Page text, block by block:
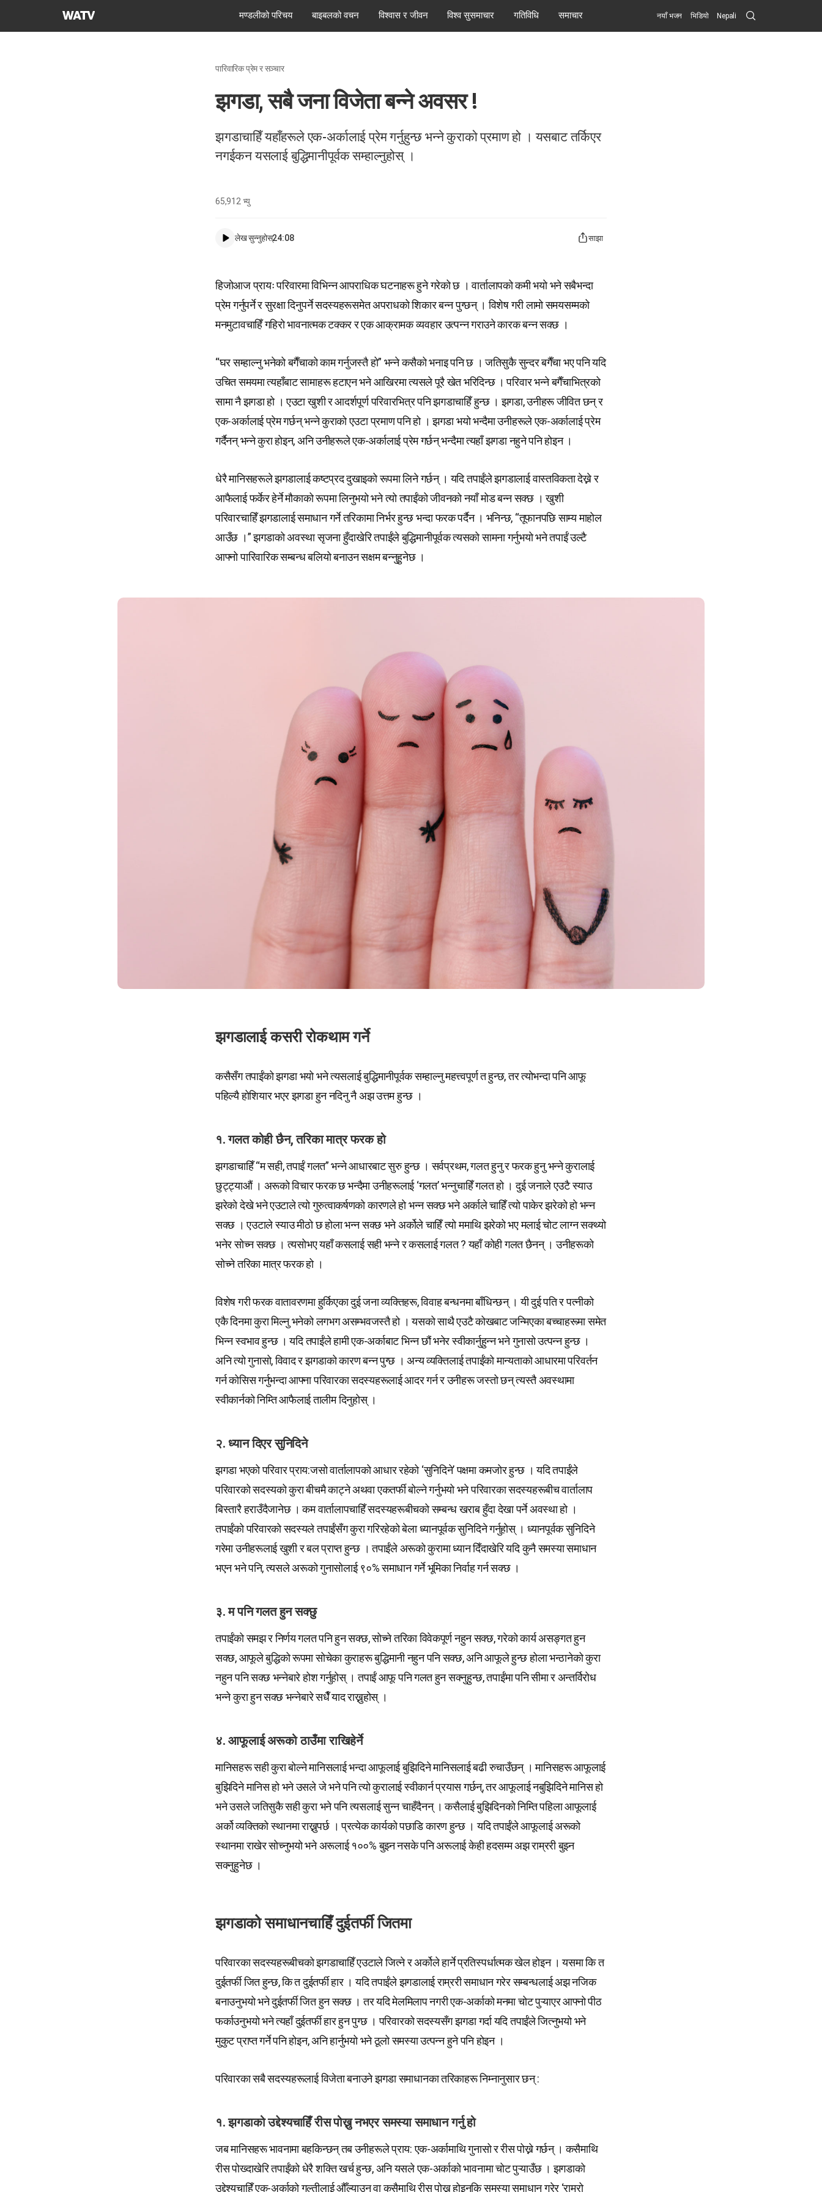
परमेश्वरको
मण्डलीको परिचय बाइबलको वचन विश्वास र जीवन विश्व सुसमाचार गतिविधि समाचार नयाँ भजन भिडियो Nepali Search
Submit
पारिवारिक प्रेम र सञ्चार
झगडा, सबै जना विजेता बन्ने अवसर !
झगडाचाहिँ यहाँहरूले एक-अर्कालाई प्रेम गर्नुहुन्छ भन्ने कुराको प्रमाण हो । यसबाट तर्किएर
नगईकन यसलाई बुद्धिमानीपूर्वक सम्हाल्नुहोस् ।
65,912 भ्यु
लेख सुन्नुहोस्24:08 साझा
हिजोआज प्रायः परिवारमा विभिन्न आपराधिक घटनाहरू हुने गरेको छ । वार्तालापको कमी भयो भने सबैभन्दा
प्रेम गर्नुपर्ने र सुरक्षा दिनुपर्ने सदस्यहरूसमेत अपराधको शिकार बन्न पुग्छन् । विशेष गरी लामो समयसम्मको
मनमुटावचाहिँ गहिरो भावनात्मक टक्कर र एक आक्रामक व्यवहार उत्पन्न गराउने कारक बन्न सक्छ ।
“घर सम्हाल्नु भनेको बगैँचाको काम गर्नुजस्तै हो” भन्ने कसैको भनाइ पनि छ । जतिसुकै सुन्दर बगैँचा भए पनि यदि
उचित समयमा त्यहाँबाट सामाहरू हटाएन भने आखिरमा त्यसले पूरै खेत भरिदिन्छ । परिवार भन्ने बगैँचाभित्रको
सामा नै झगडा हो । एउटा खुशी र आदर्शपूर्ण परिवारभित्र पनि झगडाचाहिँ हुन्छ । झगडा, उनीहरू जीवित छन् र
एक-अर्कालाई प्रेम गर्छन् भन्ने कुराको एउटा प्रमाण पनि हो । झगडा भयो भन्दैमा उनीहरूले एक-अर्कालाई प्रेम
गर्दैनन् भन्ने कुरा होइन, अनि उनीहरूले एक-अर्कालाई प्रेम गर्छन् भन्दैमा त्यहाँ झगडा नहुने पनि होइन ।
धेरै मानिसहरूले झगडालाई कष्टप्रद दुखाइको रूपमा लिने गर्छन् । यदि तपाईंले झगडालाई वास्तविकता देख्ने र
आफैलाई फर्केर हेर्ने मौकाको रूपमा लिनुभयो भने त्यो तपाईंको जीवनको नयाँ मोड बन्न सक्छ । खुशी
परिवारचाहिँ झगडालाई समाधान गर्ने तरिकामा निर्भर हुन्छ भन्दा फरक पर्दैन । भनिन्छ, “तूफानपछि साम्य माहोल
आउँछ ।” झगडाको अवस्था सृजना हुँदाखेरि तपाईंले बुद्धिमानीपूर्वक त्यसको सामना गर्नुभयो भने तपाईं उल्टै
आफ्नो पारिवारिक सम्बन्ध बलियो बनाउन सक्षम बन्नुहुनेछ ।
झगडालाई कसरी रोकथाम गर्ने
कसैसँग तपाईंको झगडा भयो भने त्यसलाई बुद्धिमानीपूर्वक सम्हाल्नु महत्त्वपूर्ण त हुन्छ, तर त्योभन्दा पनि आफू
पहिल्यै होशियार भएर झगडा हुन नदिनु नै अझ उत्तम हुन्छ ।
१. गलत कोही छैन, तरिका मात्र फरक हो
झगडाचाहिँ “म सही, तपाईं गलत” भन्ने आधारबाट सुरु हुन्छ । सर्वप्रथम, गलत हुनु र फरक हुनु भन्ने कुरालाई
छुट्ट्याऔं । अरूको विचार फरक छ भन्दैमा उनीहरूलाई ‘गलत’ भन्नुचाहिँ गलत हो । दुई जनाले एउटै स्याउ
झरेको देखे भने एउटाले त्यो गुरुत्वाकर्षणको कारणले हो भन्न सक्छ भने अर्काले चाहिँ त्यो पाकेर झरेको हो भन्न
सक्छ । एउटाले स्याउ मीठो छ होला भन्न सक्छ भने अर्कोले चाहिँ त्यो ममाथि झरेको भए मलाई चोट लाग्न सक्थ्यो
भनेर सोच्न सक्छ । त्यसोभए यहाँ कसलाई सही भन्ने र कसलाई गलत ? यहाँ कोही गलत छैनन् । उनीहरूको
सोच्ने तरिका मात्र फरक हो ।
विशेष गरी फरक वातावरणमा हुर्किएका दुई जना व्यक्तिहरू, विवाह बन्धनमा बाँधिन्छन् । यी दुई पति र पत्नीको
एकै दिनमा कुरा मिल्नु भनेको लगभग असम्भवजस्तै हो । यसको साथै एउटै कोखबाट जन्मिएका बच्चाहरूमा समेत
भिन्न स्वभाव हुन्छ । यदि तपाईंले हामी एक-अर्काबाट भिन्न छौं भनेर स्वीकार्नुहुन्न भने गुनासो उत्पन्न हुन्छ ।
अनि त्यो गुनासो, विवाद र झगडाको कारण बन्न पुग्छ । अन्य व्यक्तिलाई तपाईंको मान्यताको आधारमा परिवर्तन
गर्न कोसिस गर्नुभन्दा आफ्ना परिवारका सदस्यहरूलाई आदर गर्न र उनीहरू जस्तो छन् त्यस्तै अवस्थामा
स्वीकार्नको निम्ति आफैलाई तालीम दिनुहोस् ।
२. ध्यान दिएर सुनिदिने
झगडा भएको परिवार प्राय:जसो वार्तालापको आधार रहेको ‘सुनिदिने’ पक्षमा कमजोर हुन्छ । यदि तपाईंले
परिवारको सदस्यको कुरा बीचमै काट्ने अथवा एकतर्फी बोल्ने गर्नुभयो भने परिवारका सदस्यहरूबीच वार्तालाप
बिस्तारै हराउँदैजानेछ । कम वार्तालापचाहिँ सदस्यहरूबीचको सम्बन्ध खराब हुँदा देखा पर्ने अवस्था हो ।
तपाईंको परिवारको सदस्यले तपाईंसँग कुरा गरिरहेको बेला ध्यानपूर्वक सुनिदिने गर्नुहोस् । ध्यानपूर्वक सुनिदिने
गरेमा उनीहरूलाई खुशी र बल प्राप्त हुन्छ । तपाईंले अरूको कुरामा ध्यान दिँदाखेरि यदि कुनै समस्या समाधान
भएन भने पनि, त्यसले अरूको गुनासोलाई ९०% समाधान गर्ने भूमिका निर्वाह गर्न सक्छ ।
३. म पनि गलत हुन सक्छु
तपाईंको समझ र निर्णय गलत पनि हुन सक्छ, सोच्ने तरिका विवेकपूर्ण नहुन सक्छ, गरेको कार्य असङ्गत हुन
सक्छ, आफूले बुद्धिको रूपमा सोचेका कुराहरू बुद्धिमानी नहुन पनि सक्छ, अनि आफूले हुन्छ होला भन्ठानेको कुरा
नहुन पनि सक्छ भन्नेबारे होश गर्नुहोस् । तपाईं आफू पनि गलत हुन सक्नुहुन्छ, तपाईंमा पनि सीमा र अन्तर्विरोध
भन्ने कुरा हुन सक्छ भन्नेबारे सधैँ याद राख्नुहोस् ।
४. आफूलाई अरूको ठाउँमा राखिहेर्ने
मानिसहरू सही कुरा बोल्ने मानिसलाई भन्दा आफूलाई बुझिदिने मानिसलाई बढी रुचाउँछन् । मानिसहरू आफूलाई
बुझिदिने मानिस हो भने उसले जे भने पनि त्यो कुरालाई स्वीकार्न प्रयास गर्छन्, तर आफूलाई नबुझिदिने मानिस हो
भने उसले जतिसुकै सही कुरा भने पनि त्यसलाई सुन्न चाहँदैनन् । कसैलाई बुझिदिनको निम्ति पहिला आफूलाई
अर्को व्यक्तिको स्थानमा राख्नुपर्छ । प्रत्येक कार्यको पछाडि कारण हुन्छ । यदि तपाईंले आफूलाई अरूको
स्थानमा राखेर सोच्नुभयो भने अरूलाई १००% बुझ्न नसके पनि अरूलाई केही हदसम्म अझ राम्ररी बुझ्न
सक्नुहुनेछ ।
झगडाको समाधानचाहिँ दुईतर्फी जितमा
परिवारका सदस्यहरूबीचको झगडाचाहिँ एउटाले जित्ने र अर्कोले हार्ने प्रतिस्पर्धात्मक खेल होइन । यसमा कि त
दुईतर्फी जित हुन्छ, कि त दुईतर्फी हार । यदि तपाईंले झगडालाई राम्ररी समाधान गरेर सम्बन्धलाई अझ नजिक
बनाउनुभयो भने दुईतर्फी जित हुन सक्छ । तर यदि मेलमिलाप नगरी एक-अर्काको मनमा चोट पुऱ्याएर आफ्नो पीठ
फर्काउनुभयो भने त्यहाँ दुईतर्फी हार हुन पुग्छ । परिवारको सदस्यसँग झगडा गर्दा यदि तपाईंले जित्नुभयो भने
मुकुट प्राप्त गर्ने पनि होइन, अनि हार्नुभयो भने ठूलो समस्या उत्पन्न हुने पनि होइन ।
परिवारका सबै सदस्यहरूलाई विजेता बनाउने झगडा समाधानका तरिकाहरू निम्नानुसार छन् :
१. झगडाको उद्देश्यचाहिँ रीस पोख्नु नभएर समस्या समाधान गर्नु हो
जब मानिसहरू भावनामा बहकिन्छन् तब उनीहरूले प्राय: एक-अर्कामाथि गुनासो र रीस पोख्ने गर्छन् । कसैमाथि
रीस पोख्दाखेरि तपाईंको धेरै शक्ति खर्च हुन्छ, अनि यसले एक-अर्काको भावनामा चोट पुऱ्याउँछ । झगडाको
उद्देश्यचाहिँ एक-अर्काको गल्तीलाई औँल्याउनु वा कसैमाथि रीस पोख्नु होइनकि समस्या समाधान गरेर ‘राम्रो